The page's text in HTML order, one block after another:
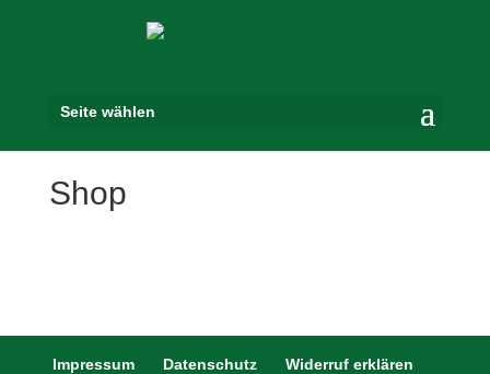
Seite wählen
Shop
Impressum Datenschutz Widerruf erklären